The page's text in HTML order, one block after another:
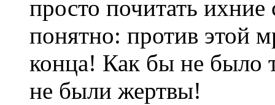
просто почитать ихние
понятно: против этой
конца! Как бы не
не были жертвы!